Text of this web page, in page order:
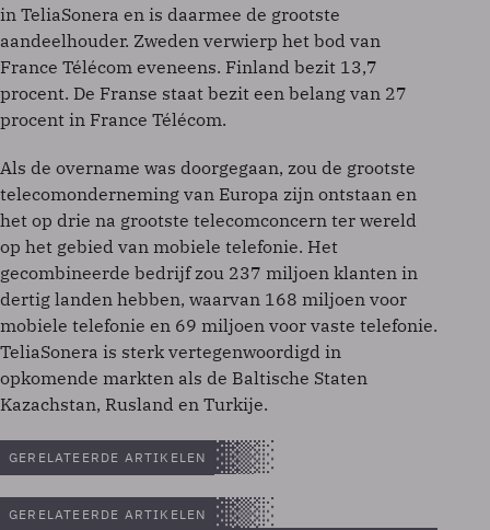
in TeliaSonera en is daarmee de grootste
aandeelhouder. Zweden verwierp het bod van
France Télécom eveneens. Finland bezit 13,7
procent. De Franse staat bezit een belang van 27
procent in France Télécom.
Als de overname was doorgegaan, zou de grootste
telecomonderneming van Europa zijn ontstaan en
het op drie na grootste telecomconcern ter wereld
op het gebied van mobiele telefonie. Het
gecombineerde bedrijf zou 237 miljoen klanten in
dertig landen hebben, waarvan 168 miljoen voor
mobiele telefonie en 69 miljoen voor vaste telefonie.
TeliaSonera is sterk vertegenwoordigd in
opkomende markten als de Baltische Staten
Kazachstan, Rusland en Turkije.
GERELATEERDE ARTIKELEN
GERELATEERDE ARTIKELEN